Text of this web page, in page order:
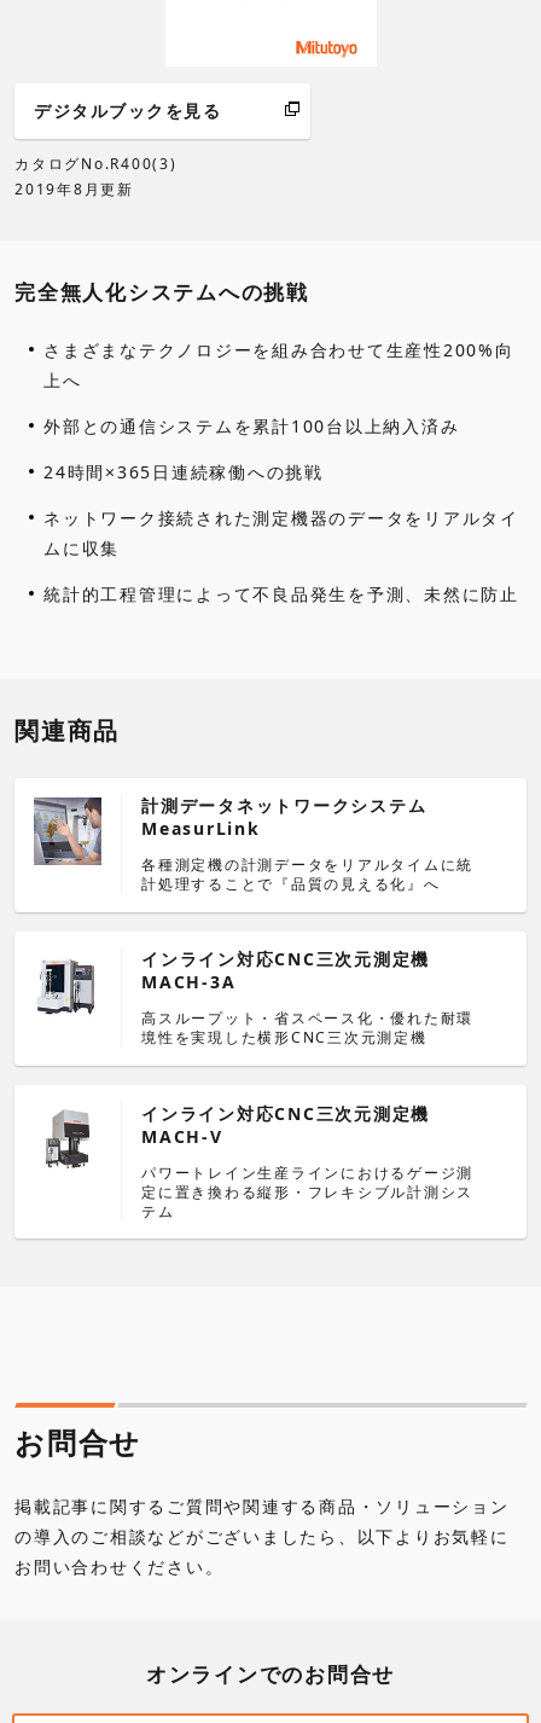
デジタルブックを見る
カタログNo.R400(3)
2019年8月更新
完全無人化システムへの挑戦
さまざまなテクノロジーを組み合わせて生産性200%向
上へ
外部との通信システムを累計100台以上納入済み
24時間×365日連続稼働への挑戦
ネットワーク接続された測定機器のデータをリアルタイ
ムに収集
統計的工程管理によって不良品発生を予測、未然に防止
関連商品
計測データネットワークシステム
MeasurLink
各種測定機の計測データをリアルタイムに統
計処理することで『品質の見える化』へ
インライン対応CNC三次元測定機
MACH-3A
高スループット・省スペース化・優れた耐環
境性を実現した横形CNC三次元測定機
インライン対応CNC三次元測定機
MACH-V
パワートレイン生産ラインにおけるゲージ測
定に置き換わる縦形・フレキシブル計測シス
テム
お問合せ
掲載記事に関するご質問や関連する商品・ソリューション
の導入のご相談などがございましたら、以下よりお気軽に
お問い合わせください。
オンラインでのお問合せ